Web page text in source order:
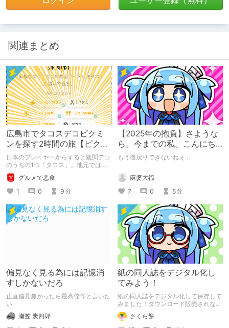
関連まとめ
広島市でタコスデコピクミ
ンを探す2時間の旅【ピクミ
ンブルーム / Pikmin
Bloom】
日本のプレイヤーからすると難関デコ
のうちの1つ「タコス」。地元では見
つけられなかった男が広島で探す旅を
お送りします。ねくすと5月のテーマ
「お出かけの記録」。
グルメで悪食
1
0 9 分
【2025年の抱負】さような
ら。今までの私。こんにち
は。新たな私。
もう後戻りできないねぇ…
麻婆大福
7
0 5分
偏見なく見る為には記憶消
すしかないだろ
正直偏見無かったら最高傑作と言いた
い
瀬笠 炭四郎
紙の同人誌をデジタル化し
てみよう！
紙の同人誌をデジタル化して保存して
みました！ダウンロード販売されない
作品などはこうやってデジタル化して
おきましょう！
さくら餅